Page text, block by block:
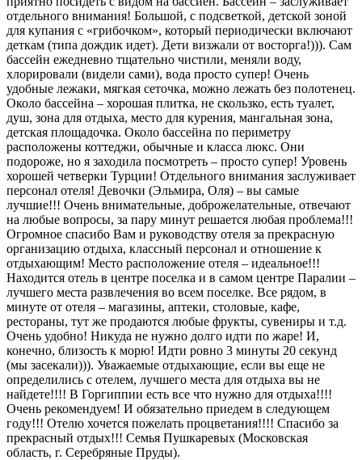
отдельного внимания! Большой, с подсветкой, детской зоной
для купания с «грибочком», который периодически включают
деткам (типа дождик идет). Дети визжали от восторга!))). Сам
бассейн ежедневно тщательно чистили, меняли воду,
хлорировали (видели сами), вода просто супер! Очень
удобные лежаки, мягкая сеточка, можно лежать без полотенец.
Около бассейна – хорошая плитка, не скользко, есть туалет,
душ, зона для отдыха, место для курения, мангальная зона,
детская площадочка. Около бассейна по периметру
расположены коттеджи, обычные и класса люкс. Они
подороже, но я заходила посмотреть – просто супер! Уровень
хорошей четверки Турции! Отдельного внимания заслуживает
персонал отеля! Девочки (Эльмира, Оля) – вы самые
лучшие!!! Очень внимательные, доброжелательные, отвечают
на любые вопросы, за пару минут решается любая проблема!!!
Огромное спасибо Вам и руководству отеля за прекрасную
организацию отдыха, классный персонал и отношение к
отдыхающим! Место расположение отеля – идеальное!!!
Находится отель в центре поселка и в самом центре Паралии –
лучшего места развлечения во всем поселке. Все рядом, в
минуте от отеля – магазины, аптеки, столовые, кафе,
рестораны, тут же продаются любые фрукты, сувениры и т.д.
Очень удобно! Никуда не нужно долго идти по жаре! И,
конечно, близость к морю! Идти ровно 3 минуты 20 секунд
(мы засекали))). Уважаемые отдыхающие, если вы еще не
определились с отелем, лучшего места для отдыха вы не
найдете!!!! В Горгиппии есть все что нужно для отдыха!!!!
Очень рекомендуем! И обязательно приедем в следующем
году!!! Отелю хочется пожелать процветания!!!! Спасибо за
прекрасный отдых!!! Семья Пушкаревых (Московская
область, г. Серебряные Пруды).